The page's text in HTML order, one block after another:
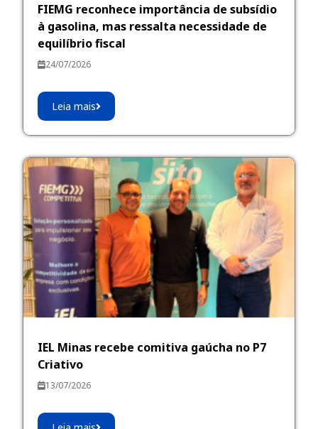
FIEMG reconhece importância de subsídio
à gasolina, mas ressalta necessidade de
equilíbrio fiscal
24/07/2026
Leia mais
IEL Minas recebe comitiva gaúcha no P7
Criativo
13/07/2026